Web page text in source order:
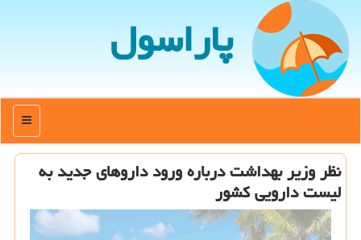
پاراسول
منو
نظر وزیر بهداشت درباره ورود داروهای جدید به
لیست دارویی كشور